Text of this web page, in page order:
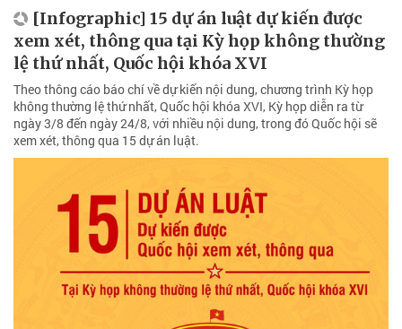
[Infographic] 15 dự án luật dự kiến được
xem xét, thông qua tại Kỳ họp không thường
lệ thứ nhất, Quốc hội khóa XVI
Theo thông cáo báo chí về dự kiến nội dung, chương trình Kỳ họp
không thường lệ thứ nhất, Quốc hội khóa XVI, Kỳ họp diễn ra từ
ngày 3/8 đến ngày 24/8, với nhiều nội dung, trong đó Quốc hội sẽ
xem xét, thông qua 15 dự án luật.